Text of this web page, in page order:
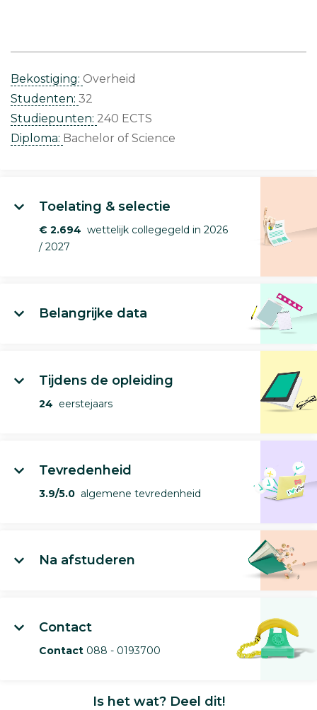
Bekostiging: Overheid
Studenten: 32
Studiepunten: 240 ECTS
Diploma: Bachelor of Science
Toelating & selectie
€ 2.694 wettelijk collegegeld in 2026
/ 2027
Belangrijke data
Tijdens de opleiding
24 eerstejaars
Tevredenheid
3.9/5.0 algemene tevredenheid
Na afstuderen
Contact
Contact 088 - 0193700
Is het wat? Deel dit!